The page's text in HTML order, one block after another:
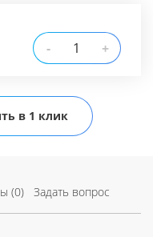
- +
в 1 клик
(0) Задать вопрос